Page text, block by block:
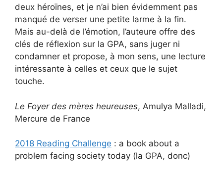
deux héroïnes, et je n’ai bien évidemment pas
manqué de verser une petite larme à la fin.
Mais au-delà de l’émotion, l’auteure offre des
clés de réflexion sur la GPA, sans juger ni
condamner et propose, à mon sens, une lecture
intéressante à celles et ceux que le sujet
touche.
Le Foyer des mères heureuses, Amulya Malladi,
Mercure de France
2018 Reading Challenge : a book about a
problem facing society today (la GPA, donc)